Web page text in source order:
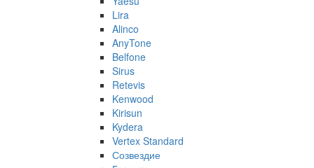
Lira
Alinco
AnyTone
Belfone
Sirus
Retevis
Kenwood
Kirisun
Kydera
Vertex Standard
Созвездие